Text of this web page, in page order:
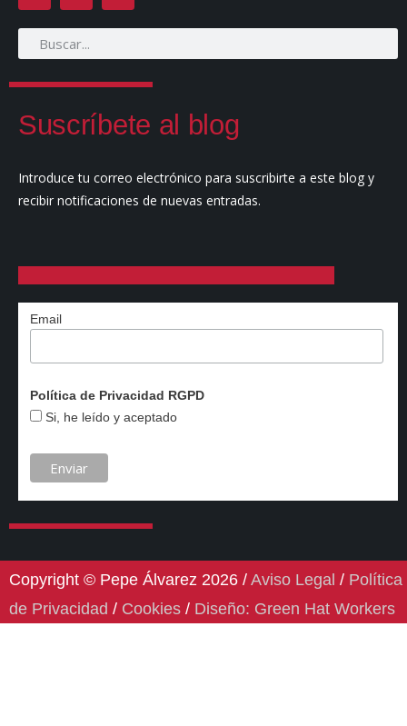
Suscríbete al blog
Introduce tu correo electrónico para suscribirte a este blog y
recibir notificaciones de nuevas entradas.
Email
Política de Privacidad RGPD
Si, he leído y aceptado
Copyright © Pepe Álvarez 2026 / Aviso Legal / Política
de Privacidad / Cookies / Diseño: Green Hat Workers